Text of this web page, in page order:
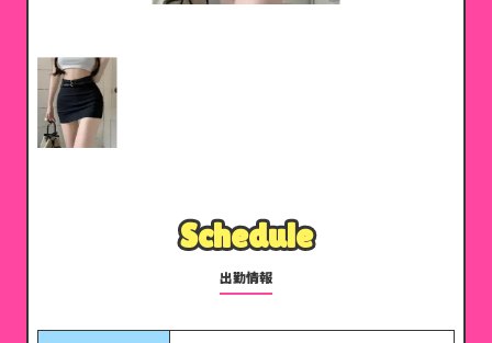
Schedule
Schedule
出勤情報